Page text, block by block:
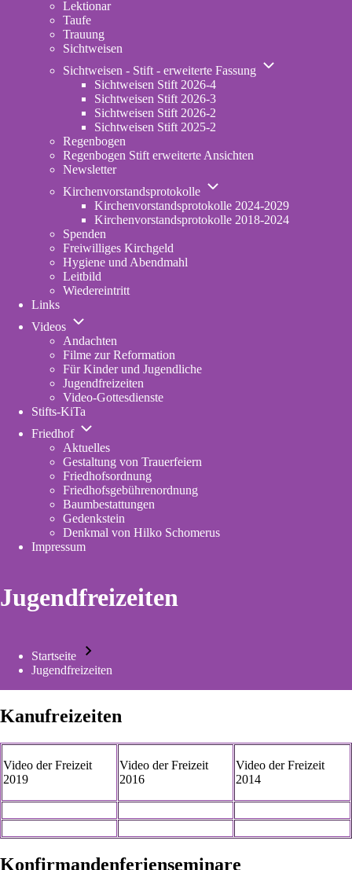
Lektionar
Taufe
Trauung
Sichtweisen
Sichtweisen - Stift - erweiterte Fassung
Unternavigation
Sichtweisen Stift 2026-4
Sichtweisen Stift 2026-3
Sichtweisen Stift 2026-2
Sichtweisen Stift 2025-2
Regenbogen
Regenbogen Stift erweiterte Ansichten
Newsletter
Kirchenvorstandsprotokolle
Unternavigation
Kirchenvorstandsprotokolle
Kirchenvorstandsprotokolle 2024-2029
Kirchenvorstandsprotokolle 2018-2024
Spenden
Freiwilliges Kirchgeld
Hygiene und Abendmahl
Leitbild
Wiedereintritt
Links
Videos
Unternavigation
Videos
Andachten
Filme zur Reformation
Für Kinder und Jugendliche
Jugendfreizeiten
Video-Gottesdienste
Stifts-KiTa
in
tab)
Friedhof
Unternavigation
Friedhof
Aktuelles
Gestaltung von Trauerfeiern
Friedhofsordnung
Friedhofsgebührenordnung
tab)
Baumbestattungen
Gedenkstein
Denkmal von Hilko Schomerus
Impressum
Jugendfreizeiten
Pfadnavigation
Startseite
Jugendfreizeiten
Kanufreizeiten
Video der Freizeit
2019
Video der Freizeit
2016
Video der Freizeit
2014
Konfirmandenferienseminare